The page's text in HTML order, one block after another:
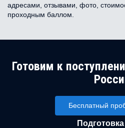
адресами, отзывами, фото,
проходным баллом.
Готовим к
Бесплатный